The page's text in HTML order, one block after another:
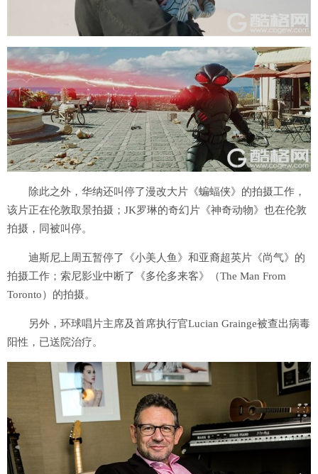
除此之外，华纳还叫停了漫改大片《蝙蝠侠》的拍摄工作，
该片正在伦敦取景拍摄；JK罗琳的奇幻片《神奇动物》也在伦敦
拍摄，同被叫停。
迪斯尼上周五暂停了《小美人鱼》和亚裔超英片《尚气》的
拍摄工作；索尼影业中断了《多伦多来客》（The Man From
Toronto）的拍摄。
另外，环球唱片主席及首席执行官Lucian Grainge被查出病毒
阳性，已送院治疗。